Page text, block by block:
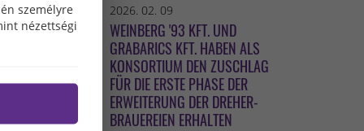
2026. 02. 09
WEINBERG '93 KFT. UND
GRABARICS KFT. HABEN ALS
KONSORTIUM DEN ZUSCHLAG
FÜR DIE ERSTE PHASE DER
ERWEITERUNG DER DREHER-
BRAUEREIEN ERHALTEN
személyre
nézettségi